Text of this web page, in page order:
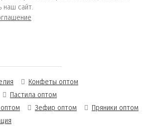
наш сайт.
Конфеты оптом
Пастила оптом
Зефир оптом
Пряники оптом